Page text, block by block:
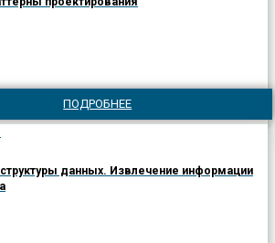
ПОДРОБНЕЕ
данных. Извлечение информации